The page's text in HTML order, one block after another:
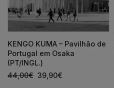
KENGO KUMA – Pavilhão de
Portugal em Osaka
(PT/INGL.)
44,00€ 39,90€